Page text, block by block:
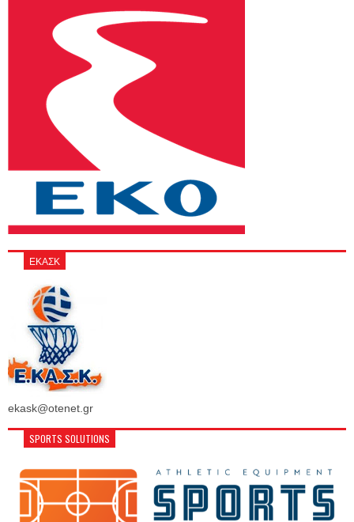
ΕΚΑΣΚ
ekask@otenet.gr
SPORTS SOLUTIONS